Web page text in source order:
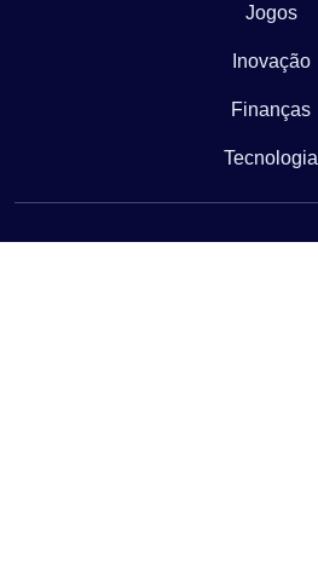
Jogos
Inovação
Finanças
Tecnologia